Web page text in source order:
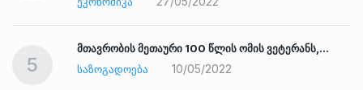
5
მთავრობის მეთაური 100 წლის ომის ვეტერანს,…
ᲡᲐᲖᲝᲒᲐᲓᲝᲔᲑᲐ
10/05/2022